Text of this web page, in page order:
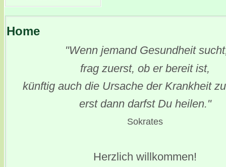
Home
"Wenn jemand Gesundheit
frag zuerst, ob er bereit ist,
künftig auch die Ursache der Krankheit
erst dann darfst Du heilen."
Sokrates
Herzlich willkommen!